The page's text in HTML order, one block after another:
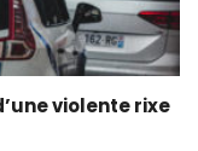
violente rixe